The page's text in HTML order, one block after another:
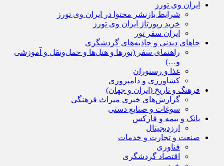
ایران وی تورز
شرایط بازنشر محتوا در ایران وی تورز
خرید رپورتاژ ایران وی تورز
ایران سفر تور
جاهای دیدنی و جاذبه‌های گردشگری
راهنمای سفر (تورها و هتل‌ها و حمل‌و‌نقل و آموزشی
و…)
غذا و رستوران
کشاورزی و دامپروری
فرهنگ و تاریخ (ایران و جهان)
گزارش‌های خبری میراث فرهنگی
سوغات و صنایع دستی
بانک و بیمه و فارکس
ارزدیجیتال
صنعت و تجارت و خدمات
فناوری
اقتصاد گردشگری